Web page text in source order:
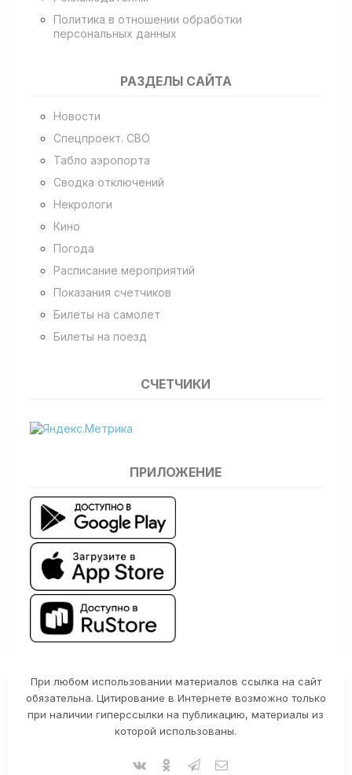
Политика в отношении обработки
персональных данных
РАЗДЕЛЫ САЙТА
Новости
Спецпроект. СВО
Табло аэропорта
Сводка отключений
Некрологи
Кино
Погода
Расписание мероприятий
Показания счетчиков
Билеты на самолет
Билеты на поезд
СЧЕТЧИКИ
ПРИЛОЖЕНИЕ
При любом использовании материалов ссылка на сайт
обязательна. Цитирование в Интернете возможно только
при наличии гиперссылки на публикацию, материалы из
которой использованы.